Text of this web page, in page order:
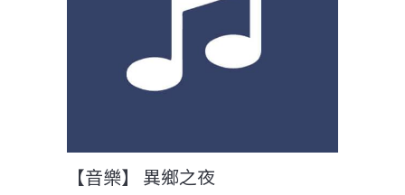
【音樂】 異鄉之夜